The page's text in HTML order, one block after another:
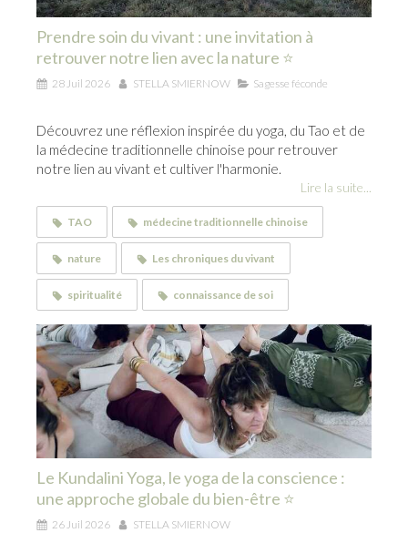
Prendre soin du vivant : une invitation à
retrouver notre lien avec la nature ⭐
28 Juil 2026 STELLA SMIERNOW Sagesse féconde
Découvrez une réflexion inspirée du yoga, du Tao et de
la médecine traditionnelle chinoise pour retrouver
notre lien au vivant et cultiver l'harmonie.
Lire la suite...
TAO médecine traditionnelle chinoise
nature Les chroniques du vivant
spiritualité connaissance de soi
Le Kundalini Yoga, le yoga de la conscience :
une approche globale du bien-être ⭐
26 Juil 2026
STELLA SMIERNOW